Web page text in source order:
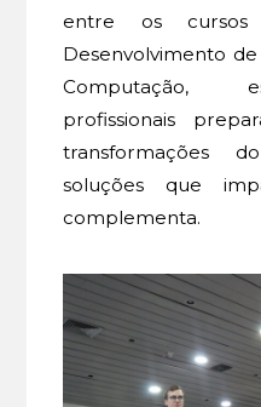
entre os
Desenvolvimento
Computação,
profissionais
transformações
soluções que
complementa.